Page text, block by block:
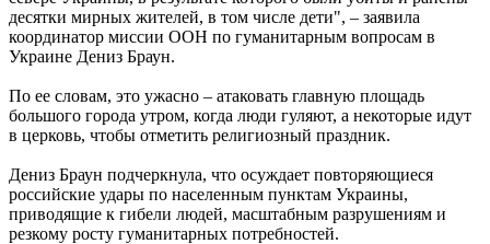
десятки мирных жителей, в том числе дети", – заявила
координатор миссии ООН по гуманитарным вопросам в
Украине Дениз Браун.
По ее словам, это ужасно – атаковать главную площадь
большого города утром, когда люди гуляют, а некоторые идут
в церковь, чтобы отметить религиозный праздник.
Дениз Браун подчеркнула, что осуждает повторяющиеся
российские удары по населенным пунктам Украины,
приводящие к гибели людей, масштабным разрушениям и
резкому росту гуманитарных потребностей.